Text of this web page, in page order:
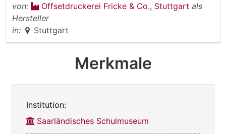
von:
Offsetdruckerei Fricke & Co., Stuttgart als
Hersteller
in:
Stuttgart
Merkmale
Institution:
Saarländisches Schulmuseum